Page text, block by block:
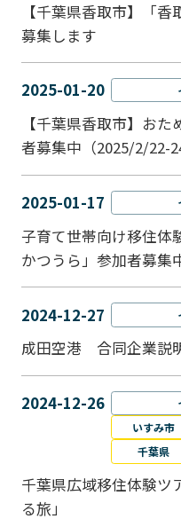
【千葉県香取市】「
募集します
2025-01-20
【千葉県香取市】お
者募集中（2025/2/22-24
2025-01-17
子育て世帯向け移住体
かつうら」参加者募集
2024-12-27
成田空港 合同企業説
2024-12-26
いすみ市
千葉県
千葉県広域移住体験ツ
る旅」